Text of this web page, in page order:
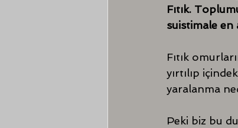
Fıtık.
suistimale en
Fıtık
yırtılıp
yaralanma
Peki biz bu